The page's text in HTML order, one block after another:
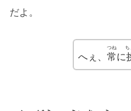
だよ。
へぇ、常
つね
に
ち